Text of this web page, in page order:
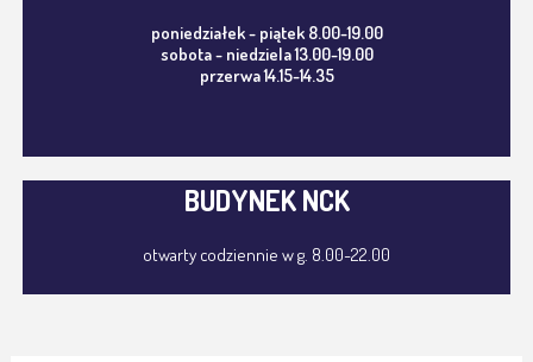
poniedziałek - piątek 8.00-19.00
sobota - niedziela 13.00-19.00
przerwa 14.15-14.35
BUDYNEK NCK
otwarty codziennie w g. 8.00-22.00